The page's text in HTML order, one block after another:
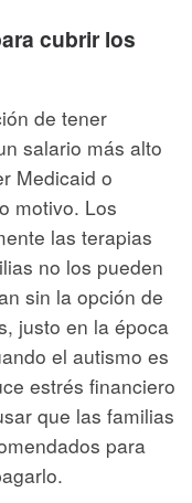
cubrir los
de tener
salario más alto
Medicaid o
motivo. Los
las terapias
no los pueden
sin la opción de
justo en la época
el autismo es
estrés financiero
que las familias
para